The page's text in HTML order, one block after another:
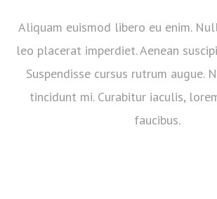
Aliquam euismod libero eu enim.
leo placerat imperdiet. Aenean
Suspendisse cursus rutrum augue.
tincidunt mi. Curabitur iaculis,
faucibus.